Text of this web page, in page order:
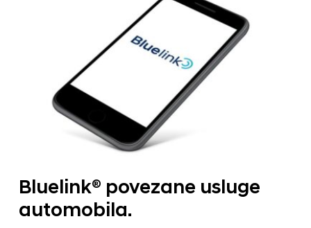
Bluelink® povezane usluge
automobila.